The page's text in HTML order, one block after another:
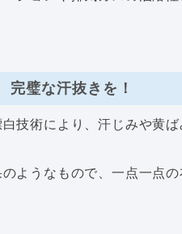
完璧な汗抜きを！
技術により、汗じみや黄
ようなもので、一点一点